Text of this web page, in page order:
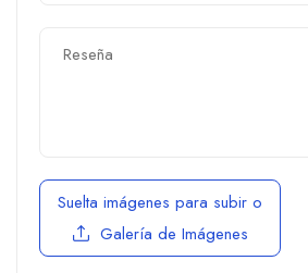
Suelta imágenes para subir o
Galería de Imágenes